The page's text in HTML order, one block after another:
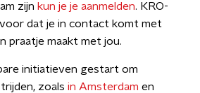
zijn kun je je aanmelden. KRO-
dat je in contact komt met
praatje maakt met jou.
initiatieven gestart om
zoals in Amsterdam en